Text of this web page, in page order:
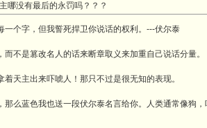
哪没有最后的永罚吗？？？
一个字，但我誓死捍卫你说话的权利。---伏尔泰
而不是篡改名人的话来断章取义来加重自己说话分量。
着天主出来吓唬人！那只不过是很无知的表现。
那么蓝色我也送一段伏尔泰名言给你。人类通常像狗